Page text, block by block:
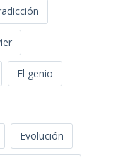
El genio
Evolución